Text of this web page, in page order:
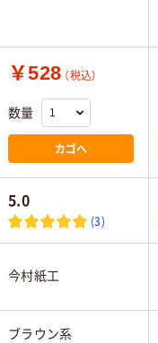
￥528 （税込）
数量
カゴへ
5.0
(3)
今村紙工
ブラウン系